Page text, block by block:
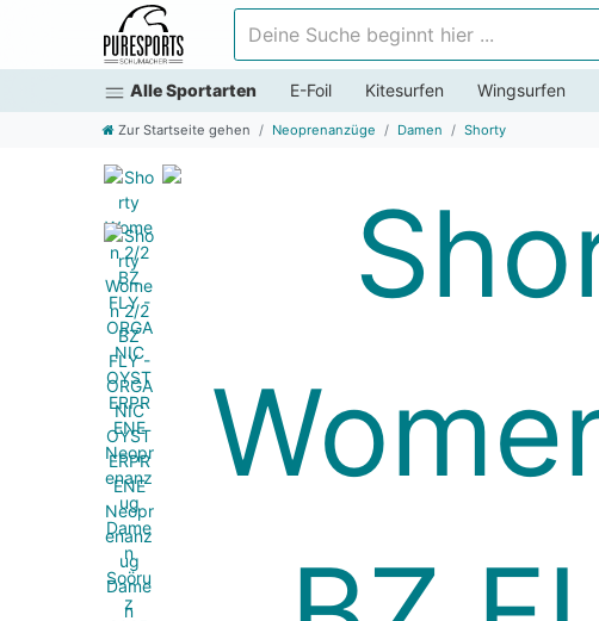
Alle Sportarten E-Foil Kitesurfen Wingsurfen
Zur Startseite gehen Neoprenanzüge Damen Shorty